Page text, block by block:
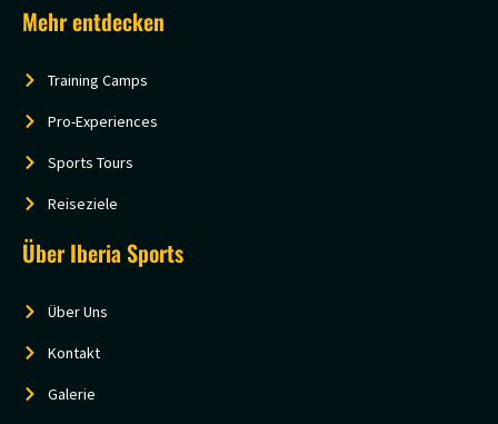
Mehr entdecken
Training Camps
Pro-Experiences
Sports Tours
Reiseziele
Über Iberia Sports
Über Uns
Kontakt
Galerie